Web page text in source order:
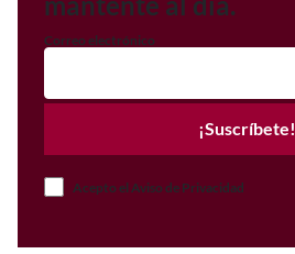
Correo electrónico
¡Suscríbete!
Acepto el Aviso de Privacidad